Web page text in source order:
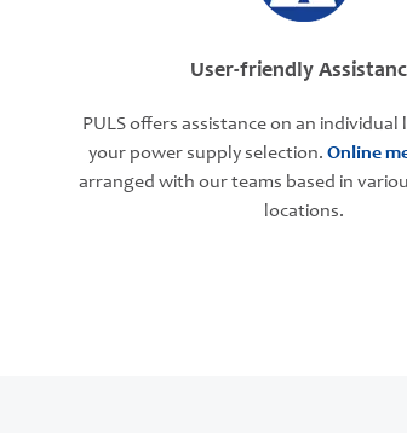
User-friendly
PULS offers assistance on an
your power supply selection. Online
arranged with our teams based in
locations.